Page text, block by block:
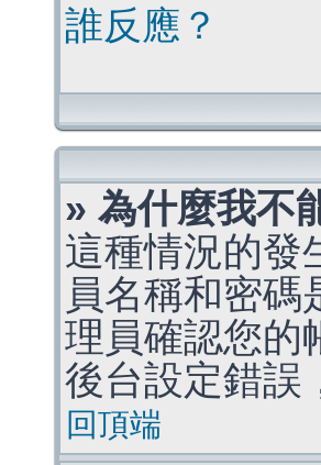
誰反應？
» 為什麼我不
這種情況的發
員名稱和密
理員確認您的
後台設定錯誤
回頂端